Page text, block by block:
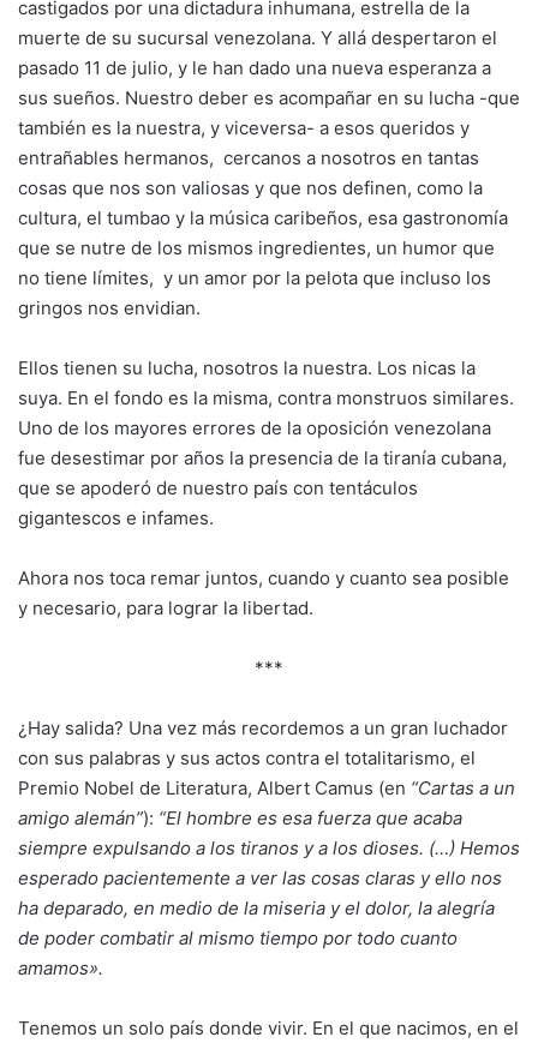
castigados por una dictadura inhumana, estrella de la
muerte de su sucursal venezolana. Y allá despertaron el
pasado 11 de julio, y le han dado una nueva esperanza a
sus sueños. Nuestro deber es acompañar en su lucha -que
también es la nuestra, y viceversa- a esos queridos y
entrañables hermanos, cercanos a nosotros en tantas
cosas que nos son valiosas y que nos definen, como la
cultura, el tumbao y la música caribeños, esa gastronomía
que se nutre de los mismos ingredientes, un humor que
no tiene límites, y un amor por la pelota que incluso los
gringos nos envidian.
Ellos tienen su lucha, nosotros la nuestra. Los nicas la
suya. En el fondo es la misma, contra monstruos similares.
Uno de los mayores errores de la oposición venezolana
fue desestimar por años la presencia de la tiranía cubana,
que se apoderó de nuestro país con tentáculos
gigantescos e infames.
Ahora nos toca remar juntos, cuando y cuanto sea posible
y necesario, para lograr la libertad.
***
¿Hay salida? Una vez más recordemos a un gran luchador
con sus palabras y sus actos contra el totalitarismo, el
Premio Nobel de Literatura, Albert Camus (en “Cartas a un
amigo alemán”): “El hombre es esa fuerza que acaba
siempre expulsando a los tiranos y a los dioses. (…) Hemos
esperado pacientemente a ver las cosas claras y ello nos
ha deparado, en medio de la miseria y el dolor, la alegría
de poder combatir al mismo tiempo por todo cuanto
amamos».
Tenemos un solo país donde vivir. En el que nacimos, en el